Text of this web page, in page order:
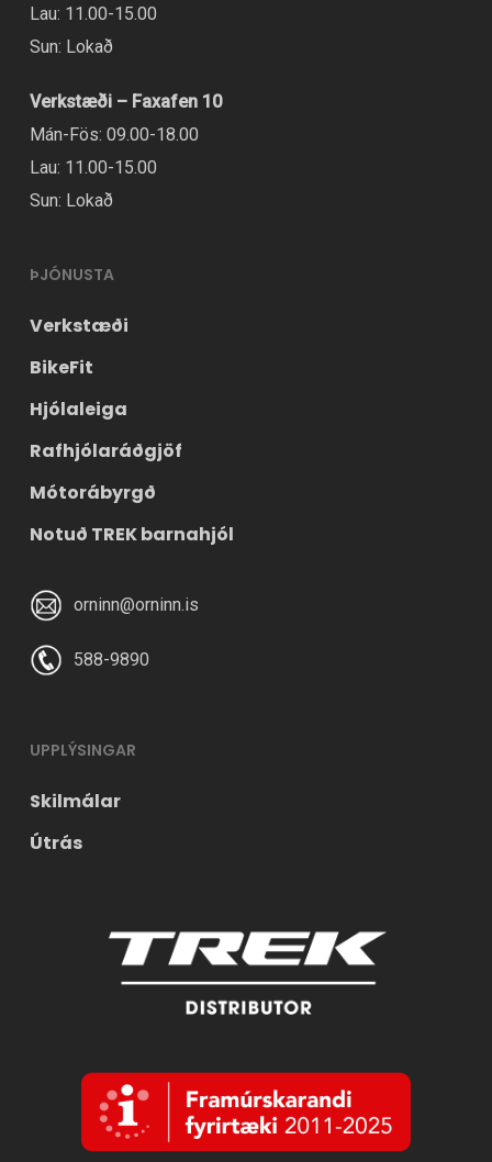
Lau: 11.00-15.00
Sun: Lokað
Verkstæði – Faxafen 10
Mán-Fös: 09.00-18.00
Lau: 11.00-15.00
Sun: Lokað
ÞJÓNUSTA
Verkstæði
BikeFit
Hjólaleiga
Rafhjólaráðgjöf
Mótorábyrgð
Notuð TREK barnahjól
orninn@orninn.is
588-9890
UPPLÝSINGAR
Skilmálar
Útrás